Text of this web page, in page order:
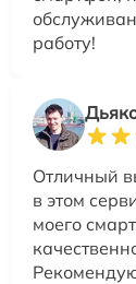
работу!
Отличный
в этом
моего